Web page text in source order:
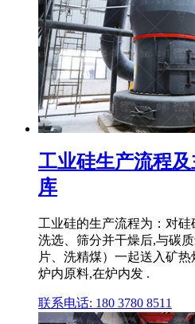
工业硅生产流程
库
工业硅的生产流程为：对
洗选、筛分并干燥后,与碳
片、洗精煤）一起送入矿
炉内原料,在炉内发 .
联系电话: 180 3780 8511